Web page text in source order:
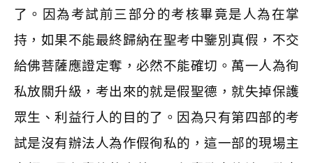
了。因為考試前三部分的考核畢竟是人為在掌
持，如果不能最終歸納在聖考中鑒別真假，不交
給佛菩薩應證定奪，必然不能確切。萬一人為徇
私放關升級，考出來的就是假聖德，就失掉保護
眾生、利益行人的目的了。因為只有第四部的考
試是沒有辦法人為作假徇私的，這一部的現場主